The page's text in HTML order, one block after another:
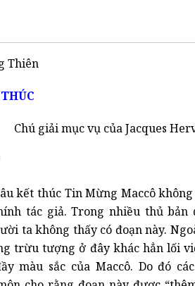
Thiên
Chú giải mục vụ của Jacques
kết thúc Tin Mừng Maccô
tác giả. Trong nhiều thủ bản
ta không thấy có đoạn này.
trừu tượng ở đây khác hẳn lối
màu sắc của Maccô. Do đó